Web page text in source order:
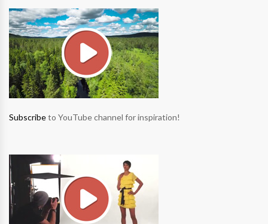
Subscribeto YouTube channel for inspiration!